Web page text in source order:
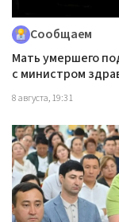
Сообщаем
Мать умершего
с министром
8 августа, 19:31